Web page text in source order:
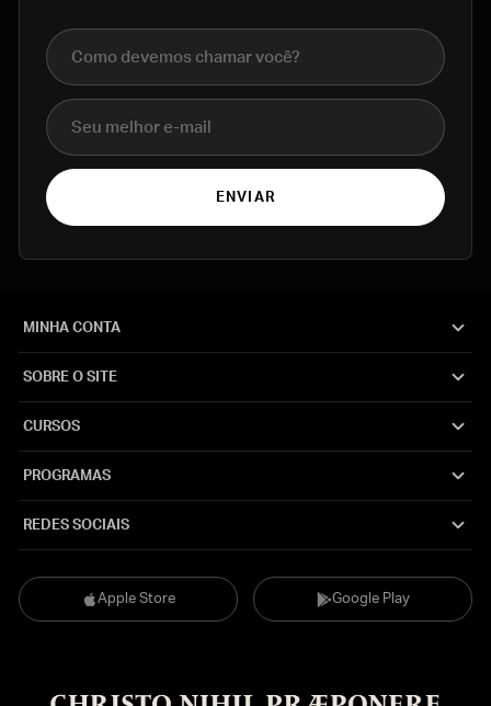
Nome completo
E-mail
ENVIAR
Apple Store Google Play
MINHA CONTA
SOBRE O SITE
CURSOS
PROGRAMAS
REDES SOCIAIS